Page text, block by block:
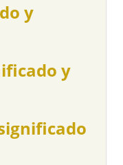
y
y